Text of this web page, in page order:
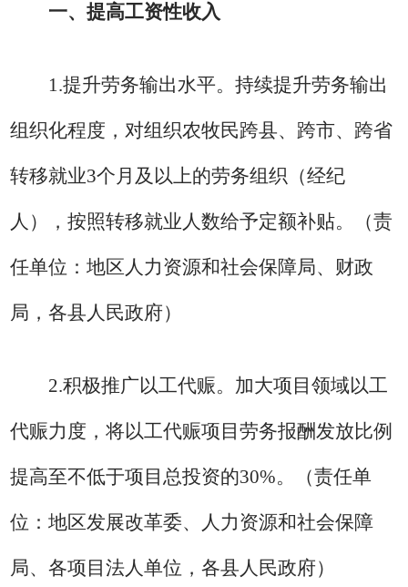
一、提高工资性收入
1.提升劳务输出水平。持续提升劳务输出
组织化程度，对组织农牧民跨县、跨市、跨省
转移就业3个月及以上的劳务组织（经纪
人），按照转移就业人数给予定额补贴。 （责
任单位：地区人力资源和社会保障局、财政
局，各县人民政府）
2.积极推广以工代赈。 加大项目领域以工
代赈力度，将以工代赈项目劳务报酬发放比例
提高至不低于项目总投资的30%。 （责任单
位：地区发展改革委、人力资源和社会保障
局、各项目法人单位，各县人民政府）